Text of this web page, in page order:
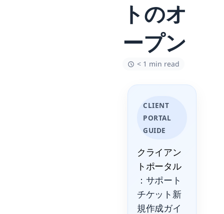
トのオ
ープン
< 1 min read
CLIENT
PORTAL
GUIDE
クライアン
トポータル
：サポート
チケット新
規作成ガイ